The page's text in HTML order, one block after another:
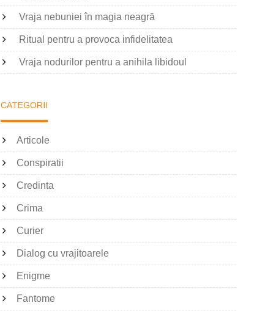
Vraja nebuniei în magia neagră
Ritual pentru a provoca infidelitatea
Vraja nodurilor pentru a anihila libidoul
CATEGORII
Articole
Conspiratii
Credinta
Crima
Curier
Dialog cu vrajitoarele
Enigme
Fantome